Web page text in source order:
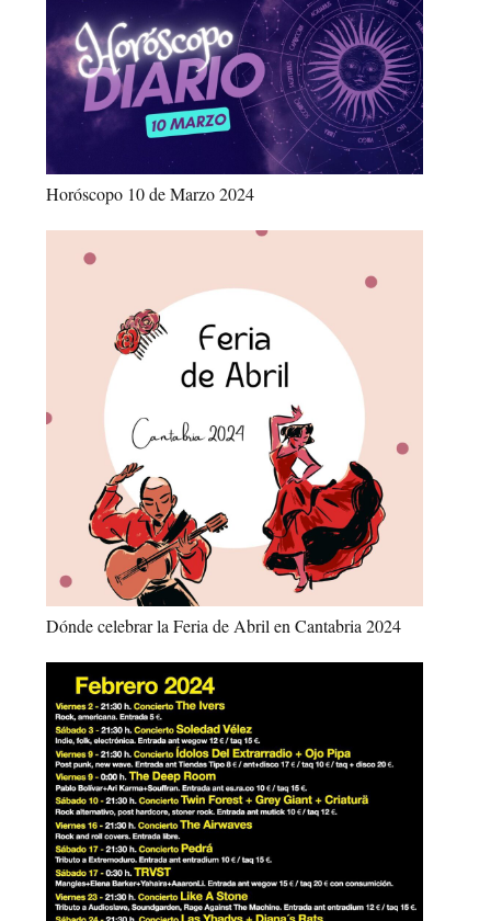
Horóscopo 10 de Marzo 2024
Dónde celebrar la Feria de Abril en Cantabria 2024